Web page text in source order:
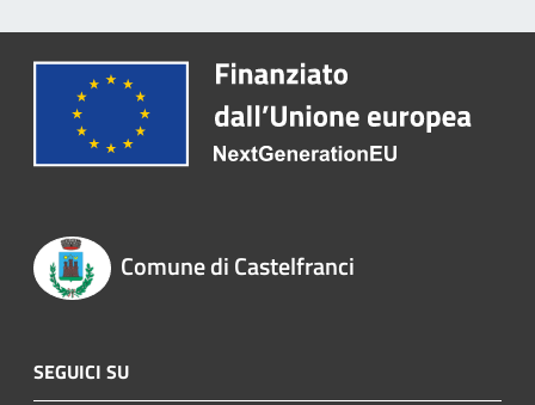
Comune di Castelfranci
SEGUICI SU